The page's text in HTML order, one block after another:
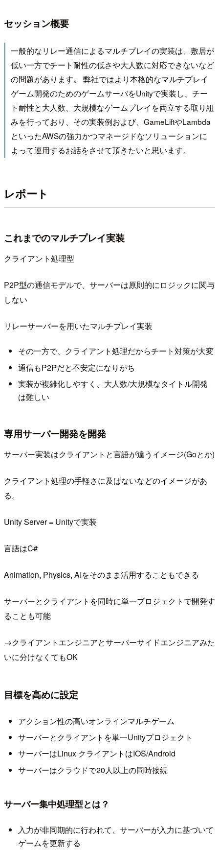
セッション概要
一般的なリレー通信によるマルチプレイの実装は、敷居が
低い一方でチート耐性の低さや大人数に対応できないなど
の問題があります。 弊社ではより本格的なマルチプレイ
ゲーム開発のためのゲームサーバをUnityで実装し、チー
ト耐性と大人数、大規模なゲームプレイを両立する取り組
みを行っており、その実装例および、GameLiftやLambda
といったAWSの強力かつマネージドなソリューションに
よって運用するお話をさせて頂きたいと思います。
レポート
これまでのマルチプレイ実装
クライアント処理型
P2P型の通信モデルで、サーバーは原則的にロジックに関与
しない
リレーサーバーを用いたマルチプレイ実装
その一方で、クライアント処理だからチート対策が大変
通信もP2Pだと不安定になりがち
実装が複雑化しやすく、大人数/大規模なタイトル開発
は難しい
専用サーバー開発を開発
サーバー実装はクライアントと言語が違うイメージ(Goとか)
クライアント処理の手軽さに及ばないなどのイメージがあ
る。
Unity Server = Unityで実装
言語はC#
Animation, Physics, AIをそのまま活用することもできる
サーバーとクライアントを同時に単一プロジェクトで開発す
ることも可能
→クライアントエンジニアとサーバーサイドエンジニアみた
いに分けなくてもOK
目標を高めに設定
アクション性の高いオンラインマルチゲーム
サーバーとクライアントを単一Unityプロジェクト
サーバーはLinux クライアントはIOS/Android
サーバーはクラウドで20人以上の同時接続
サーバー集中処理型とは？
入力が非同期的に行われて、サーバーが入力に基づいて
ゲームを更新する